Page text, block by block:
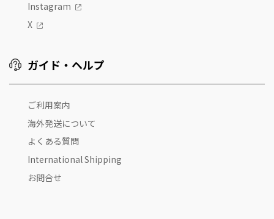
Instagram
X
ガイド・ヘルプ
ご利用案内
海外発送について
よくある質問
International Shipping
お問合せ